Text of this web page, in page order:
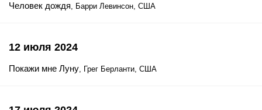
Человек дождя, Барри Левинсон, США
12 июля 2024
Покажи мне Луну, Грег Берланти, США